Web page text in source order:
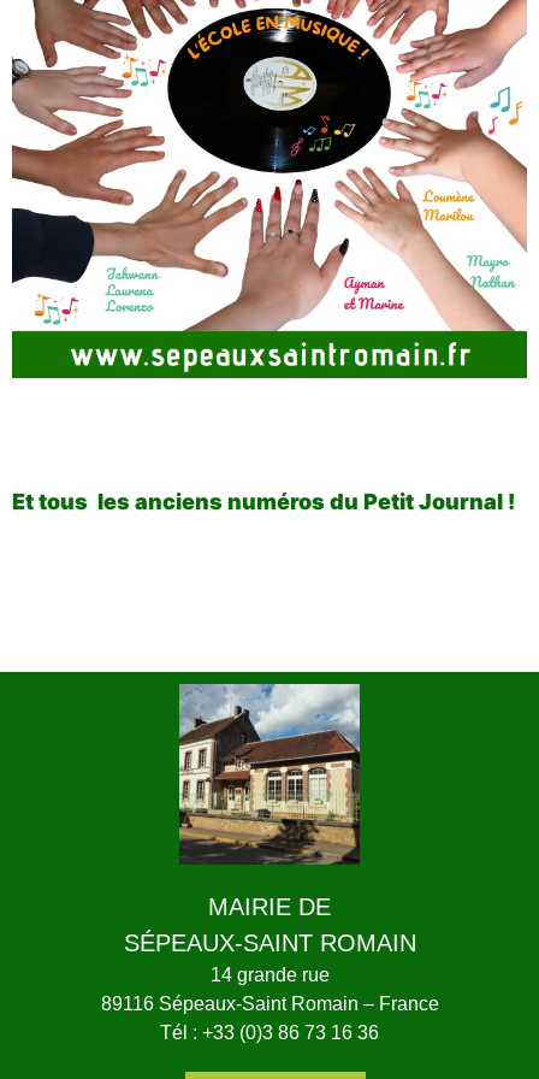
Et tous les anciens numéros du Petit Journal !
MAIRIE DE
SÉPEAUX-SAINT ROMAIN
14 grande rue
89116 Sépeaux-Saint Romain – France
Tél : +33 (0)3 86 73 16 36